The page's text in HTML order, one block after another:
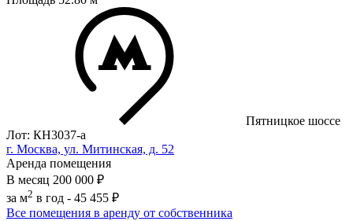
Пятницкое шоссе
Лот: КН3037-a
г. Москва, ул. Митинская, д. 52
Аренда помещения
В месяц 200 000 ₽
за м2 в год - 45 455 ₽
Все помещения в аренду от собственника